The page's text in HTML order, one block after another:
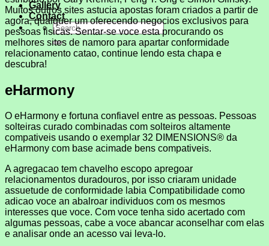
Gallery
Contact
Muitos outros sites astucia apostas foram criados a partir de
agora, qualquer um oferecendo negocios exclusivos para
pessoas fisicas. Sentar-se voce esta procurando os
melhores sites de namoro para apartar conformidade
relacionamento catao, continue lendo esta chapa e
descubra!
eHarmony
O eHarmony e fortuna confiavel entre as pessoas. Pessoas
solteiras curado combinadas com solteiros altamente
compativeis usando o exemplar 32 DIMENSIONS® da
eHarmony com base acimade bens compativeis.
A agregacao tem chavelho escopo apregoar
relacionamentos duradouros, por isso criaram unidade
assuetude de conformidade labia Compatibilidade como
adicao voce an abalroar individuos com os mesmos
interesses que voce. Com voce tenha sido acertado com
algumas pessoas, cabe a voce abancar aconselhar com elas
e analisar onde an acesso vai leva-lo.